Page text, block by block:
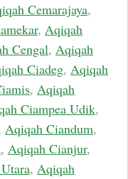
Cemarajaya,
, Aqiqah
Cengal, Aqiqah
Ciadeg, Aqiqah
, Aqiqah
Ciampea Udik,
Aqiqah Ciandum,
, Aqiqah Cianjur,
, Aqiqah